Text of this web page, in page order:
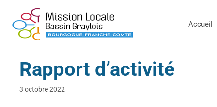
Accueil
Rapport d’activité
3 octobre 2022